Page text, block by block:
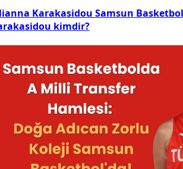
Karakasidou Samsun
kimdir?